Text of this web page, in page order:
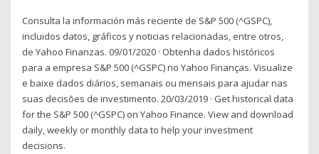
Consulta la información más reciente de S&P 500 (^GSPC),
incluidos datos, gráficos y noticias relacionadas, entre otros,
de Yahoo Finanzas. 09/01/2020 · Obtenha dados históricos
para a empresa S&P 500 (^GSPC) no Yahoo Finanças. Visualize
e baixe dados diários, semanais ou mensais para ajudar nas
suas decisões de investimento. 20/03/2019 · Get historical data
for the S&P 500 (^GSPC) on Yahoo Finance. View and download
daily, weekly or monthly data to help your investment
decisions.